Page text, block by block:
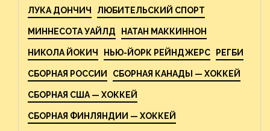
ЛУКА ДОНЧИЧ ЛЮБИТЕЛЬСКИЙ СПОРТ
МИННЕСОТА УАЙЛД НАТАН МАККИННОН
НИКОЛА ЙОКИЧ НЬЮ-ЙОРК РЕЙНДЖЕРС РЕГБИ
СБОРНАЯ РОССИИ СБОРНАЯ КАНАДЫ — ХОККЕЙ
СБОРНАЯ США — ХОККЕЙ
СБОРНАЯ ФИНЛЯНДИИ — ХОККЕЙ